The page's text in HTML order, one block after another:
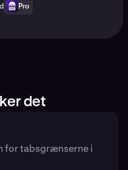
Pro
det
for tabsgrænserne i